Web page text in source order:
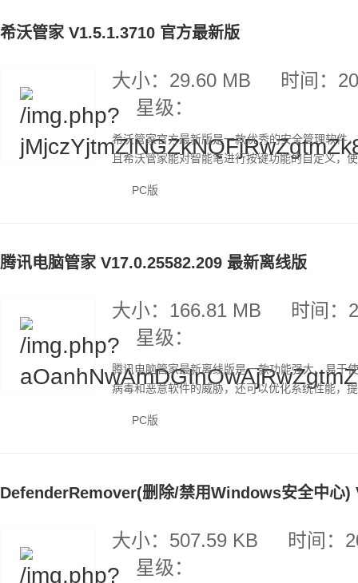
希沃管家 V1.5.1.3710 官方最新版
大小：29.60 MB
时间：
星级：
希沃管家官方最新版是一款优秀的安全管理软件
且希沃管家能对智能笔进行按键功能的自定义，
PC版
腾讯电脑管家 V17.0.25582.209 最新离线版
大小：166.81 MB
时间：
星级：
腾讯电脑管家最新离线版是一款功能强大、易于
病毒和恶意软件的威胁，还可以优化系统性能，
PC版
DefenderRemover(删除/禁用Windows安全中心)
大小：507.59 KB
时间：
星级：